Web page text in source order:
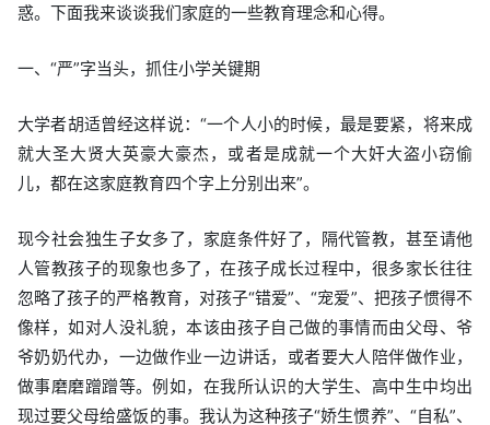
惑。下面我来谈谈我们家庭的一些教育理念和心得。
一、“严”字当头，抓住小学关键期
大学者胡适曾经这样说：“一个人小的时候，最是要紧，将来成
就大圣大贤大英豪大豪杰，或者是成就一个大奸大盗小窃偷
儿，都在这家庭教育四个字上分别出来”。
现今社会独生子女多了，家庭条件好了，隔代管教，甚至请他
人管教孩子的现象也多了，在孩子成长过程中，很多家长往往
忽略了孩子的严格教育，对孩子“错爱”、“宠爱”、把孩子惯得不
像样，如对人没礼貌，本该由孩子自己做的事情而由父母、爷
爷奶奶代办，一边做作业一边讲话，或者要大人陪伴做作业，
做事磨磨蹭蹭等。例如，在我所认识的大学生、高中生中均出
现过要父母给盛饭的事。我认为这种孩子“娇生惯养”、“自私”、